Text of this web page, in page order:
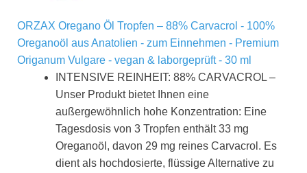
ORZAX Oregano Öl Tropfen – 88% Carvacrol - 100%
Oreganoöl aus Anatolien - zum Einnehmen - Premium
Origanum Vulgare - vegan & laborgeprüft - 30 ml
INTENSIVE REINHEIT: 88% CARVACROL –
Unser Produkt bietet Ihnen eine
außergewöhnlich hohe Konzentration: Eine
Tagesdosis von 3 Tropfen enthält 33 mg
Oreganoöl, davon 29 mg reines Carvacrol. Es
dient als hochdosierte, flüssige Alternative zu